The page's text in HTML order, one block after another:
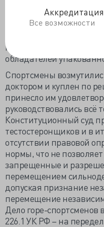
Все возможности
границу
подпадающих под
пропустили, без
обладателей
Спортсмены
доктором и куплен по
принесло им
руководствовались всё
Конституционный суд
тестостеронщиков и в
отсутствии правовой
нормы, что не
запрещенные и
перемещением
допуская признание
перемещение
Дело горе-спортсменов
226.1 УК РФ – на